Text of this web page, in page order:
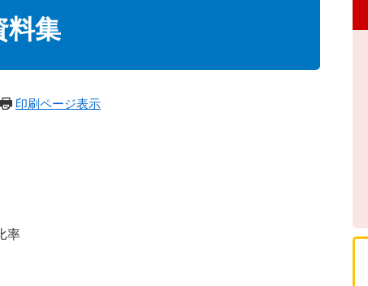
料集
印刷ページ表示
率